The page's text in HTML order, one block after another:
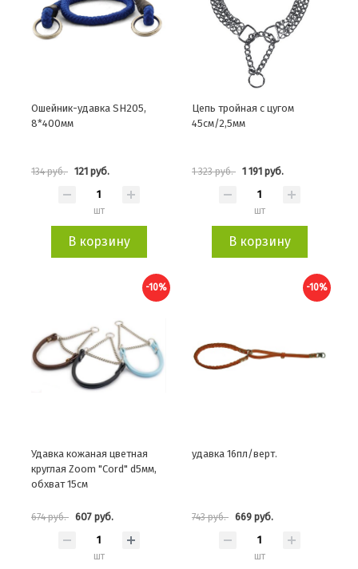
Ошейник-удавка SH205,
8*400мм
134 руб. 121 руб.
шт
В корзину
Цепь тройная с цугом
45см/2,5мм
1 323 руб. 1 191 руб.
шт
В корзину
-10%
Удавка кожаная цветная
круглая Zoom "Cord" d5мм,
обхват 15см
674 руб. 607 руб.
шт
-10%
удавка 16пл/верт.
743 руб. 669 руб.
шт